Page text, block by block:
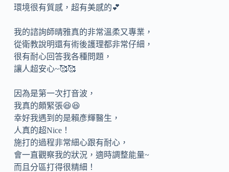
環境很有質感，超有美感的💕
我的諮詢師晴雅真的非常溫柔又專業，
從衛教說明還有術後護理都非常仔細，
很有耐心回答我各種問題，
讓人超安心~🥰🥰
因為是第一次打音波，
我真的頗緊張😆😆
幸好我遇到的是賴彥輝醫生，
人真的超Nice！
施打的過程非常細心跟有耐心，
會一直觀察我的狀況，適時調整能量~
而且分區打得很精細！